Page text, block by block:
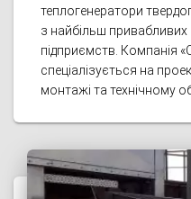
теплогенератори
з найбільш
підприємств. Компанія
спеціалізується на
монтажі та технічному